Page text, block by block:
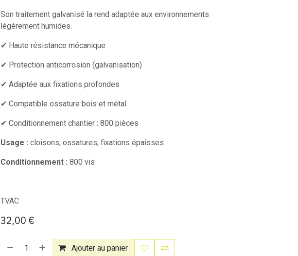
Son traitement galvanisé la rend adaptée aux environnements
légèrement humides.
✔ Haute résistance mécanique
✔ Protection anticorrosion (galvanisation)
✔ Adaptée aux fixations profondes
✔ Compatible ossature bois et métal
✔ Conditionnement chantier : 800 pièces
Usage : cloisons, ossatures, fixations épaisses
Conditionnement : 800 vis
TVAC
32,00 €
Ajouter au panier